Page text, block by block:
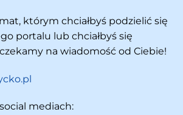
którym chciałbyś podzielić się
portalu lub chciałbyś się
na wiadomość od Ciebie!
mediach: